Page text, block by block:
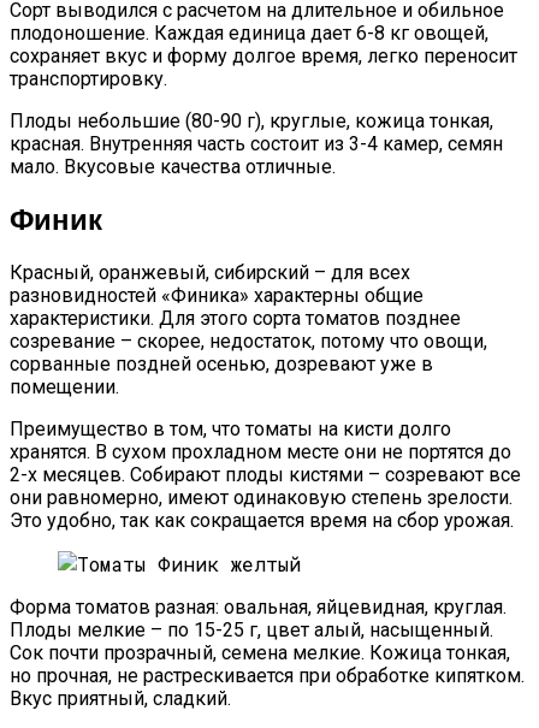
Сорт выводился с расчетом на длительное и обильное
плодоношение. Каждая единица дает 6-8 кг овощей,
сохраняет вкус и форму долгое время, легко переносит
транспортировку.
Плоды небольшие (80-90 г), круглые, кожица тонкая,
красная. Внутренняя часть состоит из 3-4 камер, семян
мало. Вкусовые качества отличные.
Финик
Красный, оранжевый, сибирский – для всех
разновидностей «Финика» характерны общие
характеристики. Для этого сорта томатов позднее
созревание – скорее, недостаток, потому что овощи,
сорванные поздней осенью, дозревают уже в
помещении.
Преимущество в том, что томаты на кисти долго
хранятся. В сухом прохладном месте они не портятся до
2-х месяцев. Собирают плоды кистями – созревают все
они равномерно, имеют одинаковую степень зрелости.
Это удобно, так как сокращается время на сбор урожая.
Форма томатов разная: овальная, яйцевидная, круглая.
Плоды мелкие – по 15-25 г, цвет алый, насыщенный.
Сок почти прозрачный, семена мелкие. Кожица тонкая,
но прочная, не растрескивается при обработке кипятком.
Вкус приятный, сладкий.